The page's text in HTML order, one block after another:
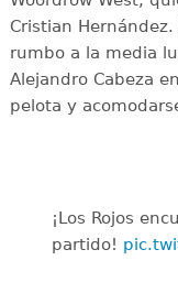
Cristian
rumbo a la media
Alejandro Cabeza
pelota y
¡Los Rojos
partido!